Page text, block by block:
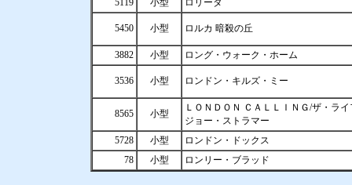
5119
小型 ロリータ
5450 小型 ロルカ 暗殺の丘
3882 小型 ロング・ウォーク・ホーム
3536 小型 ロンドン・キルズ・ミー
8565 小型
ＬＯＮＤＯＮ ＣＡＬＬＩＮＧ/ザ・ラ
ジョー・ストラマー
5728
小型
ロンドン・ドックス
78
小型 ロンリー・ブラッド